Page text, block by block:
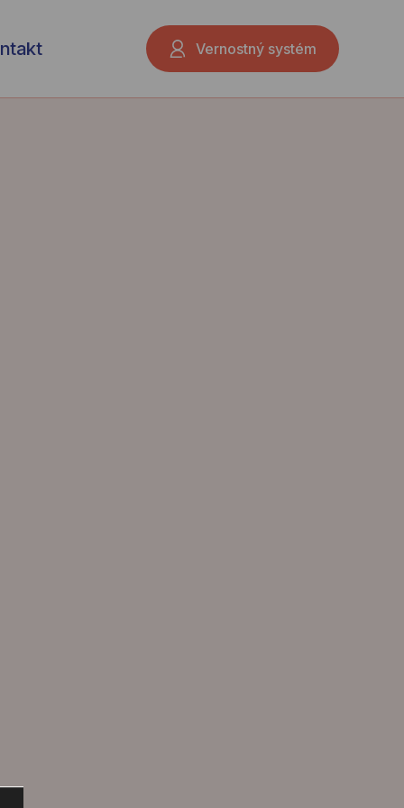
Vernostný systém